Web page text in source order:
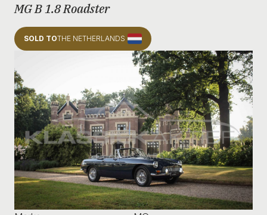
MG B 1.8 Roadster
SOLD TOTHE NETHERLANDS